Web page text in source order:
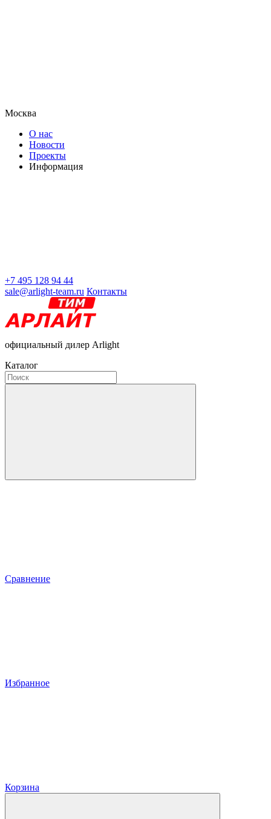
Москва
О нас
Новости
Проекты
Информация
+7 495 128 94 44
sale@arlight-team.ru Контакты
официальный дилер Arlight
Каталог
Сравнение
Избранное
Корзина